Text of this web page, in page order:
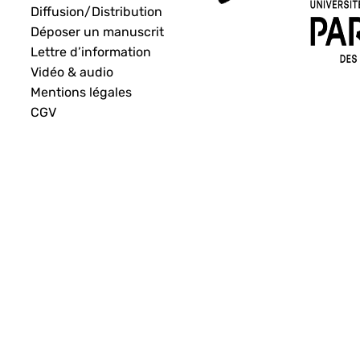
Diffusion/Distribution
Déposer un manuscrit
Lettre d’information
Vidéo & audio
Mentions légales
CGV